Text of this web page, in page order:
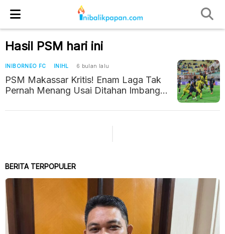
Hasil PSM hari ini
INIBORNEO FC INIHL 6 bulan lalu
PSM Makassar Kritis! Enam Laga Tak
Pernah Menang Usai Ditahan Imbang
BERITA TERPOPULER